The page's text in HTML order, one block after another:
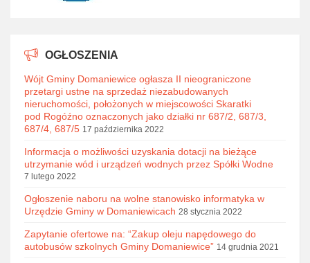
OGŁOSZENIA
Wójt Gminy Domaniewice ogłasza II nieograniczone
przetargi ustne na sprzedaż niezabudowanych
nieruchomości, położonych w miejscowości Skaratki
pod Rogóźno oznaczonych jako działki nr 687/2, 687/3,
687/4, 687/5 17 października 2022
Informacja o możliwości uzyskania dotacji na bieżące
utrzymanie wód i urządzeń wodnych przez Spółki Wodne
7 lutego 2022
Ogłoszenie naboru na wolne stanowisko informatyka w
Urzędzie Gminy w Domaniewicach 28 stycznia 2022
Zapytanie ofertowe na: “Zakup oleju napędowego do
autobusów szkolnych Gminy Domaniewice” 14 grudnia 2021